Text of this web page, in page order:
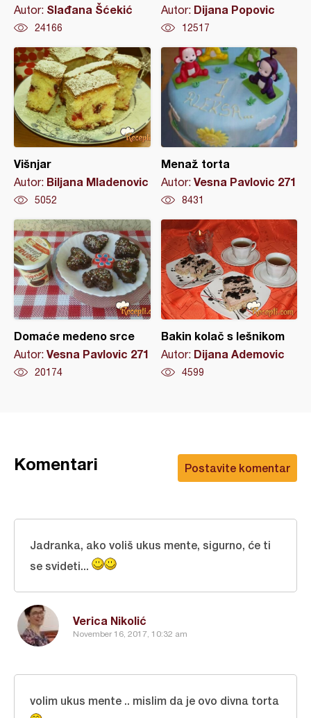
Autor: Slađana Šćekić
24166
Autor: Dijana Popovic
12517
Višnjar
Autor: Biljana Mladenovic
5052
Menaž torta
Autor: Vesna Pavlovic 271
8431
Domaće medeno srce
Autor: Vesna Pavlovic 271
20174
Bakin kolač s lešnikom
Autor: Dijana Ademovic
4599
Postavite komentar
Komentari
Verica Nikolić
November 16, 2017, 10:32 am
Jadranka, ako voliš ukus mente, sigurno, će ti
se svideti...
volim ukus mente .. mislim da je ovo divna torta